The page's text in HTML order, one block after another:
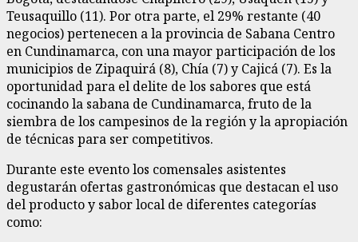
Teusaquillo (11). Por otra parte, el 29% restante (40
negocios) pertenecen a la provincia de Sabana Centro
en Cundinamarca, con una mayor participación de los
municipios de Zipaquirá (8), Chía (7) y Cajicá (7). Es la
oportunidad para el delite de los sabores que está
cocinando la sabana de Cundinamarca, fruto de la
siembra de los campesinos de la región y la apropiación
de técnicas para ser competitivos.
Durante este evento los comensales asistentes
degustarán ofertas gastronómicas que destacan el uso
del producto y sabor local de diferentes categorías
como: